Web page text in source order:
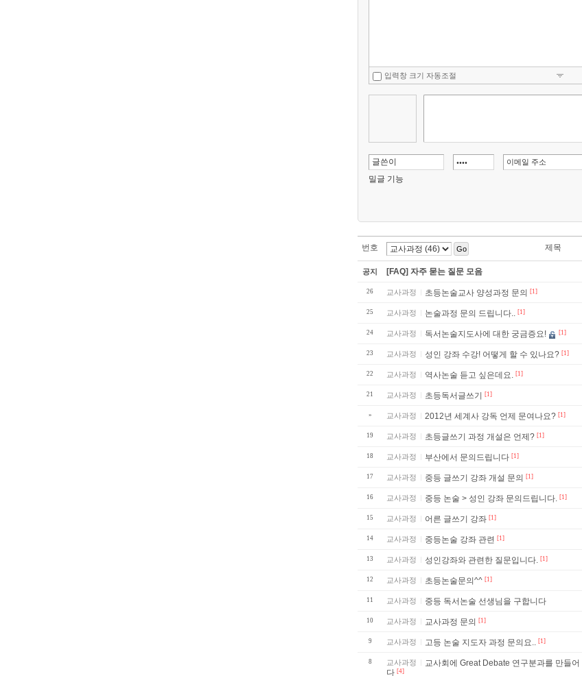
입력창 크기 자동조절
밀글 기능
번호 Go 제목
공지 [FAQ] 자주 묻는 질문 모음
26 교사과정 초등논술교사 양성과정 문의 [1]
25 교사과정 논술과정 문의 드립니다.. [1]
24 교사과정 독서논술지도사에 대한 궁금증요! [1]
23 교사과정 성인 강좌 수강! 어떻게 할 수 있나요? [1]
22 교사과정 역사논술 듣고 싶은데요. [1]
21 교사과정 초등독서글쓰기 [1]
» 교사과정 2012년 세계사 강독 언제 문여나요? [1]
19 교사과정 초등글쓰기 과정 개설은 언제? [1]
18 교사과정 부산에서 문의드립니다 [1]
17 교사과정 중등 글쓰기 강좌 개설 문의 [1]
16 교사과정 중등 논술 > 성인 강좌 문의드립니다. [1]
15 교사과정 어른 글쓰기 강좌 [1]
14 교사과정 중등논술 강좌 관련 [1]
13 교사과정 성인강좌와 관련한 질문입니다. [1]
12 교사과정 초등논술문의^^ [1]
11 교사과정 중등 독서논술 선생님을 구합니다
10 교사과정 교사과정 문의 [1]
9 교사과정 고등 논술 지도자 과정 문의요.. [1]
8 교사과정
교사회에 Great Debate 연구분과를 만들어 주시기 바랍니
다 [4]